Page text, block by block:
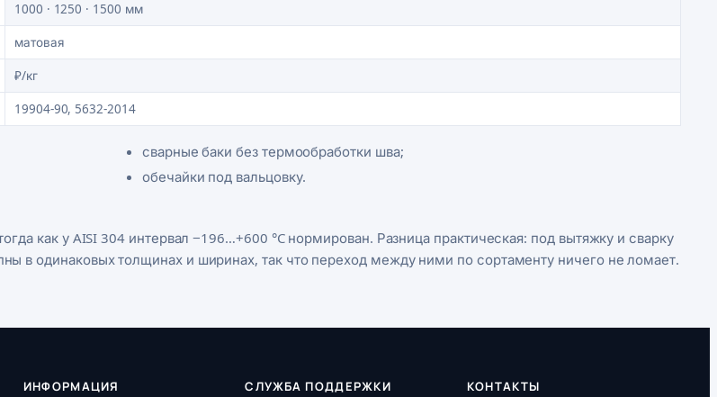
1000 · 1250 · 1500 мм
матовая
₽/кг
19904-90, 5632-2014
сварные баки без термообработки шва;
обечайки под вальцовку.
как у AISI 304 интервал −196…+600 °C нормирован. Разница практическая: под вытяжку и сварку
в одинаковых толщинах и ширинах, так что переход между ними по сортаменту ничего не ломает.
ИНФОРМАЦИЯ СЛУЖБА ПОДДЕРЖКИ КОНТАКТЫ